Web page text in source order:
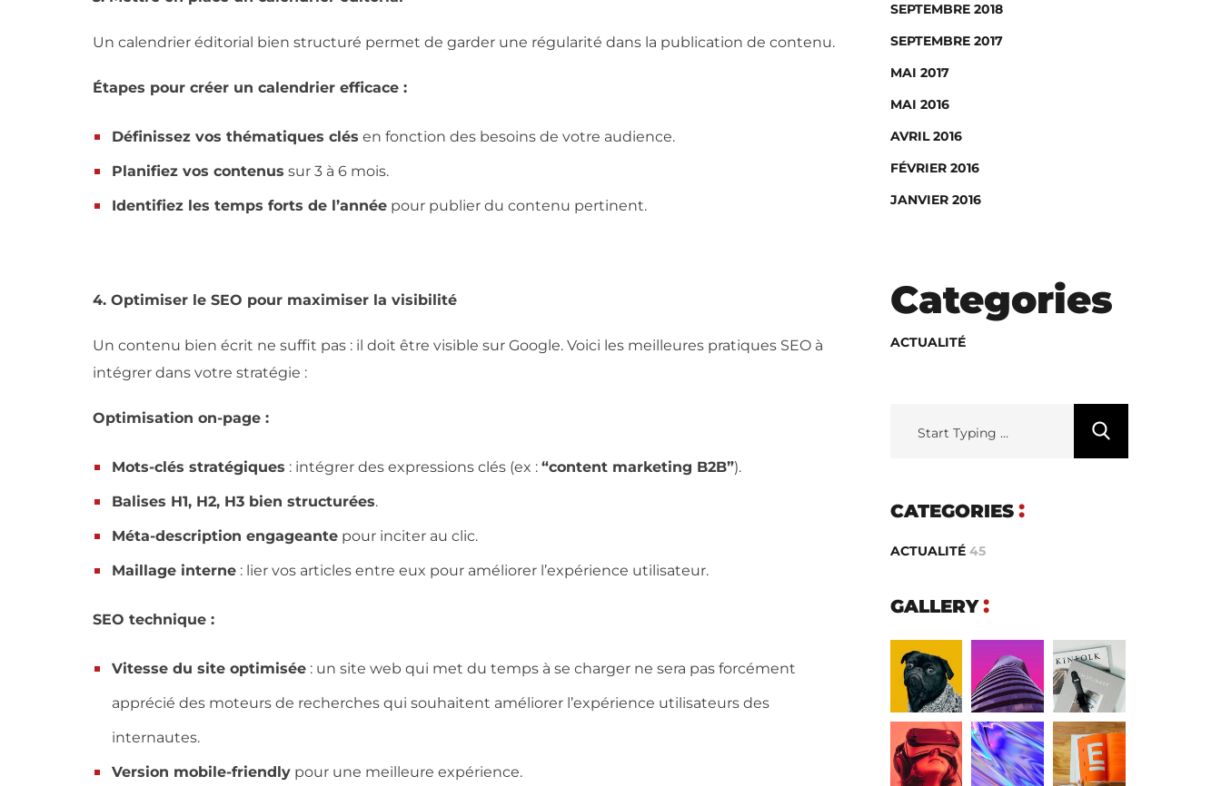
Un calendrier éditorial bien structuré permet de garder une régularité dans la publication de contenu.
Étapes pour créer un calendrier efficace :
Définissez vos thématiques clés en fonction des besoins de votre audience.
Planifiez vos contenus sur 3 à 6 mois.
Identifiez les temps forts de l’année pour publier du contenu pertinent.
4. Optimiser le SEO pour maximiser la visibilité
Un contenu bien écrit ne suffit pas : il doit être visible sur Google. Voici les meilleures pratiques SEO à
intégrer dans votre stratégie :
Optimisation on-page :
Mots-clés stratégiques : intégrer des expressions clés (ex : “content marketing B2B”).
Balises H1, H2, H3 bien structurées.
Méta-description engageante pour inciter au clic.
Maillage interne : lier vos articles entre eux pour améliorer l’expérience utilisateur.
SEO technique :
Vitesse du site optimisée : un site web qui met du temps à se charger ne sera pas forcément
apprécié des moteurs de recherches qui souhaitent améliorer l’expérience utilisateurs des
internautes.
Version mobile-friendly pour une meilleure expérience.
SEPTEMBRE 2018
SEPTEMBRE 2017
MAI 2017
MAI 2016
AVRIL 2016
FÉVRIER 2016
JANVIER 2016
Categories
ACTUALITÉ
CATEGORIES
ACTUALITÉ 45
GALLERY